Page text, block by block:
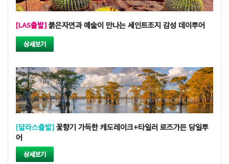
[LAS출발] 붉은자연과 예술이 만나는 세인트조지 감성 데이투어
상세보기
[달라스출발] 꽃향기 가득한 캐도레이크+타일러 로즈가든 당일투
어
상세보기